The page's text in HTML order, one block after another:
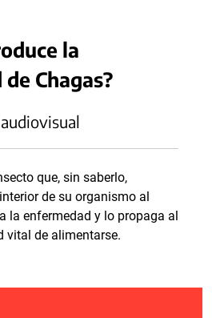
la
Chagas?
que, sin saberlo,
de su organismo al
la enfermedad y lo propaga al
vital de alimentarse.